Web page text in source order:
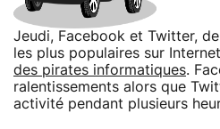
Jeudi, Facebook et Twitter,
les plus populaires sur
des pirates informatiques.
ralentissements alors que
activité pendant plusieurs